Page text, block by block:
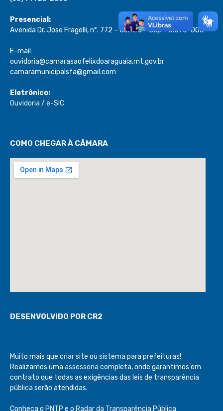
Presencial:
Avenida Dr. Jose Fragelli, n°. 772 – Centro – Cep: 78.670-000
E-mail:
ouvidoria@camarasaofelixdoaraguaia.mt.gov.br
camaramunicipalsfa@gmail.com
Eletrônico:
Ouvidoria / e-SIC
COMO CHEGAR À CÂMARA
DESENVOLVIDO POR CR2
Muito mais que criar site ou sistema para prefeituras!
Realizamos uma assessoria completa, onde garantimos em
contrato que todas as exigências das leis de transparência
pública serão atendidas.
Conheça o PNTP e o Radar da Transparência Pública